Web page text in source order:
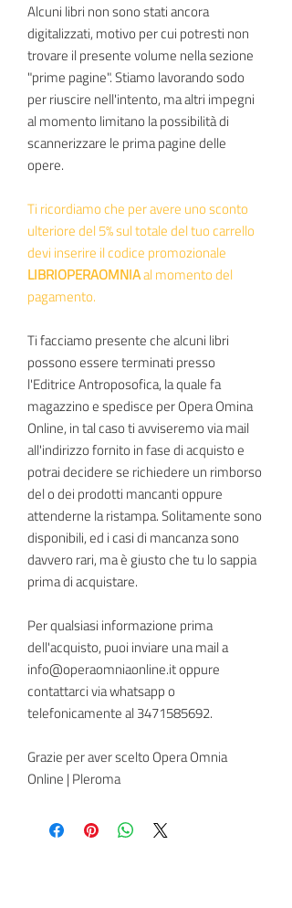
Alcuni libri non sono stati ancora
digitalizzati, motivo per cui potresti non
trovare il presente volume nella sezione
"prime pagine". Stiamo lavorando sodo
per riuscire nell'intento, ma altri impegni
al momento limitano la possibilità di
scannerizzare le prima pagine delle
opere.
Ti ricordiamo che per avere uno sconto
ulteriore del 5% sul totale del tuo carrello
devi inserire il codice promozionale
LIBRIOPERAOMNIAal momento del
pagamento.
Ti facciamo presente che alcuni libri
possono essere terminati presso
l'Editrice Antroposofica, la quale fa
magazzino e spedisce per Opera Omina
Online, in tal caso ti avviseremo via mail
all'indirizzo fornito in fase di acquisto e
potrai decidere se richiedere un rimborso
del o dei prodotti mancanti oppure
attenderne la ristampa. Solitamente sono
disponibili, ed i casi di mancanza sono
davvero rari, ma è giusto che tu lo sappia
prima di acquistare.
Per qualsiasi informazione prima
dell'acquisto, puoi inviare una mail a
info@operaomniaonline.it oppure
contattarci via whatsapp o
telefonicamente al 3471585692.
Grazie per aver scelto Opera Omnia
Online | Pleroma